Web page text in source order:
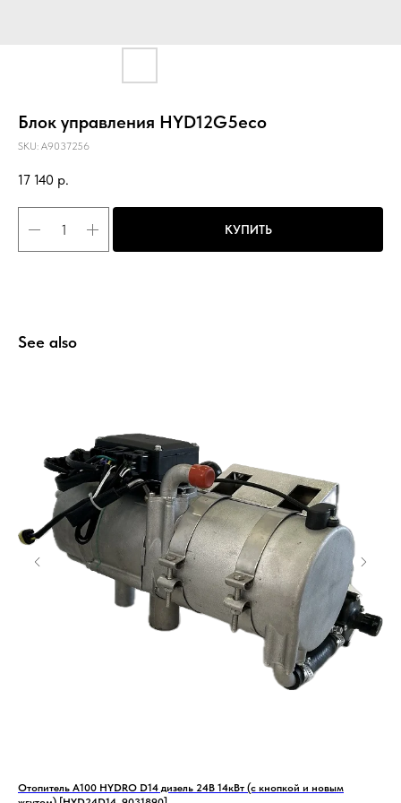
Блок управления HYD12G5eco
SKU: A9037256
17 140 р.
КУПИТЬ
See also
Отопитель А100 HYDRO D14 дизель 24В 14кВт (с кнопкой и новым